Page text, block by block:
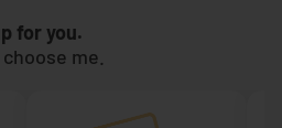
for you.
me.